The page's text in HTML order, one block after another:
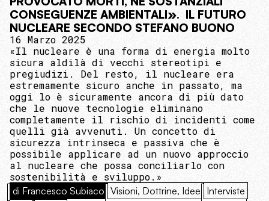
CONSEGUENZE AMBIENTALI». IL FUTURO
NUCLEARE SECONDO STEFANO BUONO
16 Marzo 2025
«Il nucleare è una forma di energia molto
sicura aldilà di vecchi stereotipi e
pregiudizi. Del resto, il nucleare era
estremamente sicuro anche in passato, ma
oggi lo è sicuramente ancora di più dato
che le nuove tecnologie eliminano
completamente il rischio di incidenti come
quelli già avvenuti. Un concetto di
sicurezza intrinseca e passiva che è
possibile applicare ad un nuovo approccio
al nucleare che possa conciliarlo con
sostenibilità e sviluppo.»
di Francesco Subiaco Visioni, Dottrine, Idee Interviste